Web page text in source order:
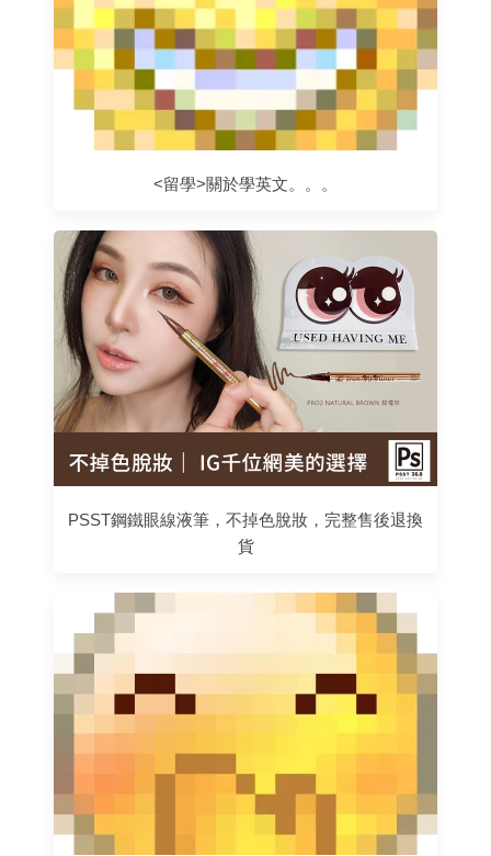
<留學>關於學英文。。。
PSST鋼鐵眼線液筆，不掉色脫妝，完整售後退換
貨